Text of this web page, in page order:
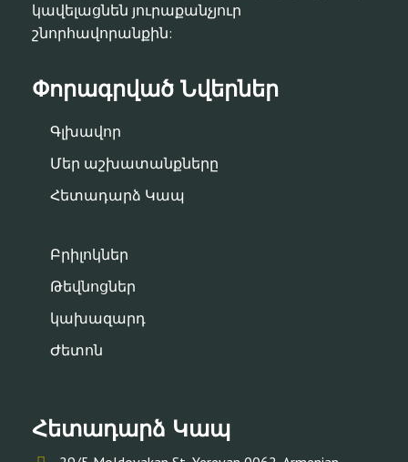
կավելացնեն յուրաքանչյուր
շնորհավորանքին:
Փորագրված Նվերներ
Գլխավոր
Մեր աշխատանքները
Հետադարձ Կապ
Բրիլոկներ
Թեվնոցներ
կախազարդ
Ժետոն
Հետադարձ Կապ